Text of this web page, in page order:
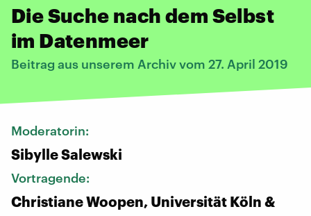
Die Suche nach dem Selbst
im Datenmeer
Beitrag aus unserem Archiv vom 27. April 2019
Moderatorin:
Sibylle Salewski
Vortragende:
Christiane Woopen, Universität Köln &